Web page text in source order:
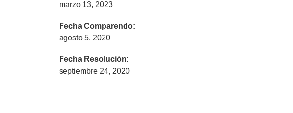
marzo 13, 2023
Fecha Comparendo:
agosto 5, 2020
Fecha Resolución:
septiembre 24, 2020